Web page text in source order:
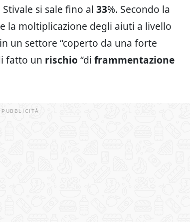
si sale fino al 33%. Secondo la
la moltiplicazione degli aiuti a livello
un settore “coperto da una forte
fatto un rischio “di frammentazione